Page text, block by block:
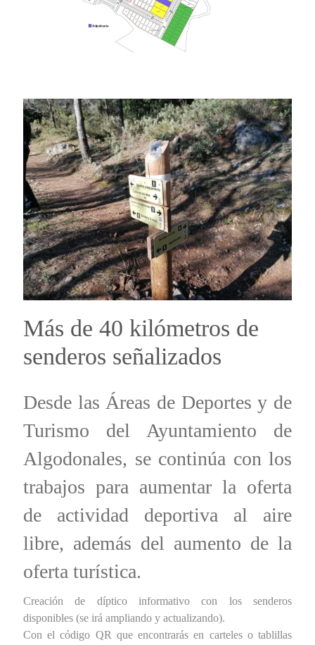
Más de 40 kilómetros de
senderos señalizados
Desde las Áreas de Deportes y de
Turismo del Ayuntamiento de
Algodonales, se continúa con los
trabajos para aumentar la oferta
de actividad deportiva al aire
libre, además del aumento de la
oferta turística.
Creación de díptico informativo con los senderos
disponibles (se irá ampliando y actualizando).
Con el código QR que encontrarás en carteles o tablillas